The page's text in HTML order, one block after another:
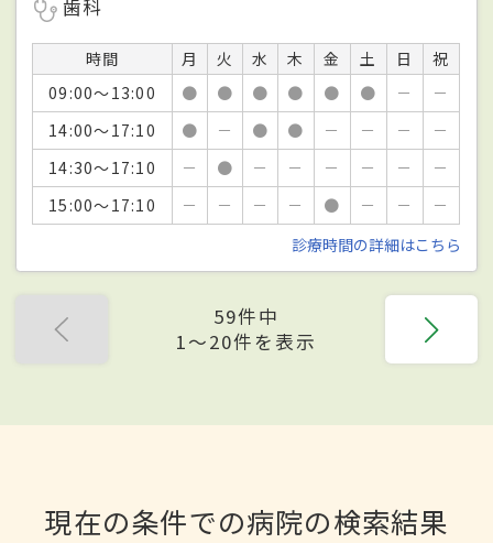
歯科
時間 月 火 水 木 金 土 日
祝
09:00～13:00
● ● ● ● ● ● －
－
14:00～17:10
● － ● ● － － －
－
14:30～17:10
－ ● － － － － －
－
15:00～17:10
－ － － － ● － －
－
診療時間の詳細はこちら
59件中
1〜20件を表示
現在の条件での病院の検索結果